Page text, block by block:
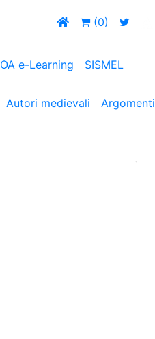
(0)
OA e-Learning SISMEL
Autori medievali Argomenti